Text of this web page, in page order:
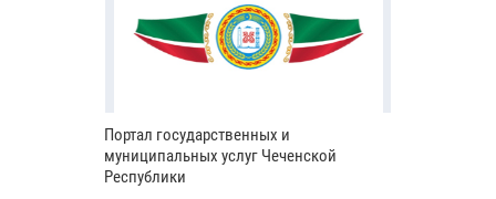
Портал государственных и
муниципальных услуг Чеченской
Республики